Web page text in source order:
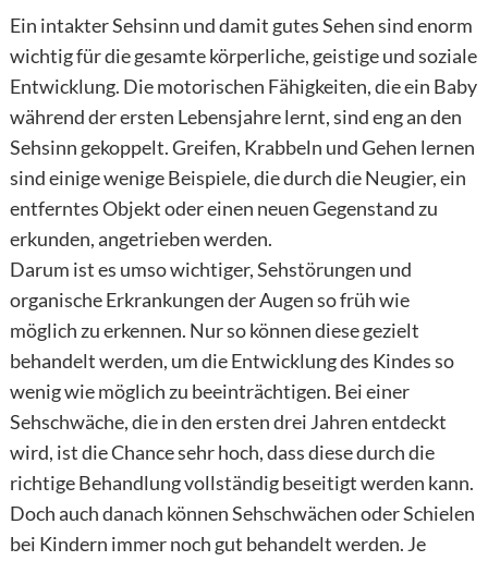
Ein intakter Sehsinn und damit gutes Sehen sind enorm
wichtig für die gesamte körperliche, geistige und soziale
Entwicklung. Die motorischen Fähigkeiten, die ein Baby
während der ersten Lebensjahre lernt, sind eng an den
Sehsinn gekoppelt. Greifen, Krabbeln und Gehen lernen
sind einige wenige Beispiele, die durch die Neugier, ein
entferntes Objekt oder einen neuen Gegenstand zu
erkunden, angetrieben werden.
Darum ist es umso wichtiger, Sehstörungen und
organische Erkrankungen der Augen so früh wie
möglich zu erkennen. Nur so können diese gezielt
behandelt werden, um die Entwicklung des Kindes so
wenig wie möglich zu beeinträchtigen. Bei einer
Sehschwäche, die in den ersten drei Jahren entdeckt
wird, ist die Chance sehr hoch, dass diese durch die
richtige Behandlung vollständig beseitigt werden kann.
Doch auch danach können Sehschwächen oder Schielen
bei Kindern immer noch gut behandelt werden. Je